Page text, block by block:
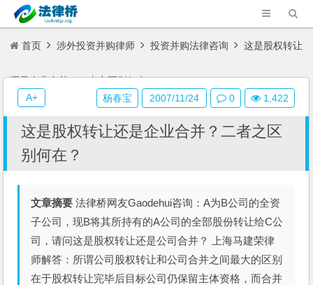
首页 涉外投资并购律师 投资并购法律咨询 这是股权转让
还是企业合并？二者之区别何在？
这是股权转让还是企业合并？二者之区
别何在？
文章摘要 法律桥网友Gaodehui咨询：A为B公司的全资
子公司，现B将其所持有的A公司的全部股份转让给C公
司，请问这是股权转让还是公司合并？ 上海马建荣律
师解答：所谓公司股权转让和公司合并之间最大的区别
在于股权转让完毕后目标公司仍保留主体资格，而合并
杨春宝 2007/11/24 0 1,422
A+